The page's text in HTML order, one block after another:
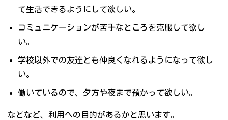
て生活できるようにして欲しい。
コミュニケーションが苦手なところを克服して欲し
い。
学校以外での友達とも仲良くなれるようになって欲し
い。
働いているので、夕方や夜まで預かって欲しい。
などなど、利用への目的があるかと思います。